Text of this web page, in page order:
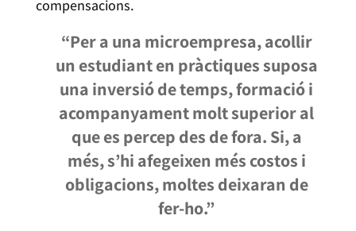
compensacions.
“Per a una microempresa, acollir
un estudiant en pràctiques suposa
una inversió de temps, formació i
acompanyament molt superior al
que es percep des de fora. Si, a
més, s’hi afegeixen més costos i
obligacions, moltes deixaran de
fer-ho.”